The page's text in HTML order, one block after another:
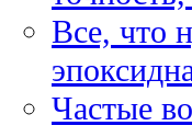
Все, что
Частые